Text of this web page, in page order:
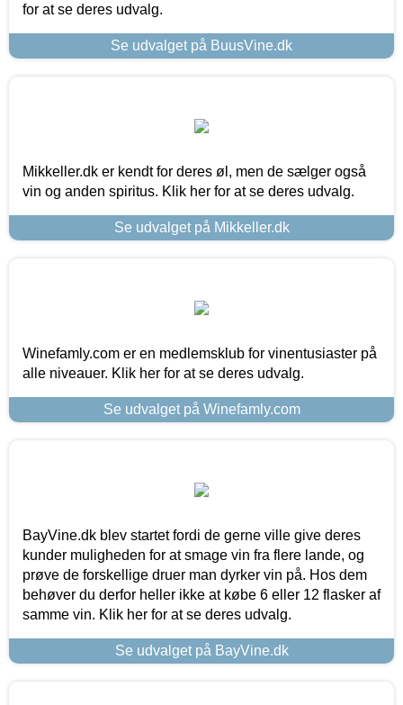
for at se deres udvalg.
Se udvalget på BuusVine.dk
Mikkeller.dk er kendt for deres øl, men de sælger også
vin og anden spiritus. Klik her for at se deres udvalg.
Se udvalget på Mikkeller.dk
Winefamly.com er en medlemsklub for vinentusiaster på
alle niveauer. Klik her for at se deres udvalg.
Se udvalget på Winefamly.com
BayVine.dk blev startet fordi de gerne ville give deres
kunder muligheden for at smage vin fra flere lande, og
prøve de forskellige druer man dyrker vin på. Hos dem
behøver du derfor heller ikke at købe 6 eller 12 flasker af
samme vin. Klik her for at se deres udvalg.
Se udvalget på BayVine.dk